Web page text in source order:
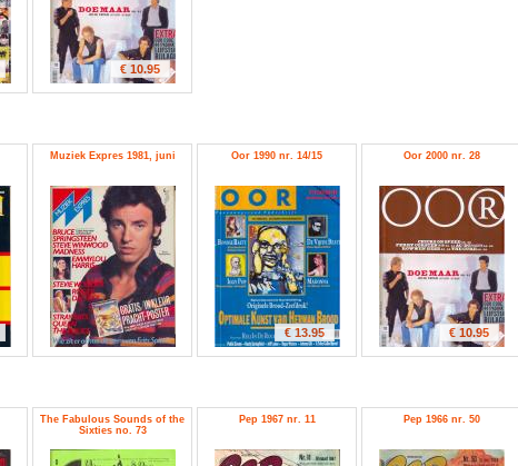
€ 10.95
Muziek Expres 1981, juni Oor 1990 nr. 14/15
€ 13.95
Oor 2000 nr. 28
€ 10.95
The Fabulous Sounds of the
Sixties no. 73
Pep 1967 nr. 11 Pep 1966 nr. 50